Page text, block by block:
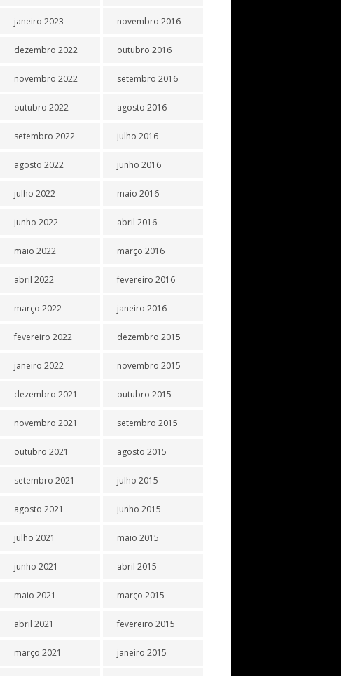
janeiro 2023
dezembro 2022
novembro 2022
outubro 2022
setembro 2022
agosto 2022
julho 2022
junho 2022
maio 2022
abril 2022
março 2022
fevereiro 2022
janeiro 2022
dezembro 2021
novembro 2021
outubro 2021
setembro 2021
agosto 2021
julho 2021
junho 2021
maio 2021
abril 2021
março 2021
novembro 2016
outubro 2016
setembro 2016
agosto 2016
julho 2016
junho 2016
maio 2016
abril 2016
março 2016
fevereiro 2016
janeiro 2016
dezembro 2015
novembro 2015
outubro 2015
setembro 2015
agosto 2015
julho 2015
junho 2015
maio 2015
abril 2015
março 2015
fevereiro 2015
janeiro 2015